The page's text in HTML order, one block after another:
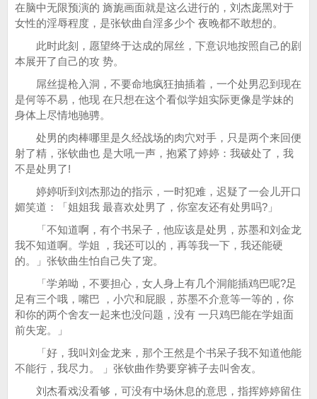
在脑中无限预演的 旖旎画面就是这么进行的，刘杰庞黑对于
女性的淫辱程度，是张钦曲自淫多少个 夜晚都不敢想的。
此时此刻，愿望终于达成的屌丝，下意识地按照自己的剧
本展开了自己的攻 势。
屌丝提枪入洞，不要命地疯狂抽插着，一个处男忍到现在
是何等不易，他现 在只想在这个看似学姐实际更像是学妹的
身体上尽情地驰骋。
处男的肉棒哪里是久经战场的肉穴对手，只是两个来回便
射了精，张钦曲也 是大吼一声，抱紧了婷婷：我破处了，我
不是处男了!
婷婷听到刘杰那边的指示，一时犯难，迟疑了一会儿开口
媚笑道：「姐姐我 最喜欢处男了，你室友还有处男吗?」
「不知道啊，有个书呆子，他应该是处男，苏墨和刘金龙
我不知道啊。学姐 ，我还可以的，再等我一下，我还能硬
的。」张钦曲生怕自己失了宠。
「学弟呦，不要担心，女人身上有几个洞能插鸡巴呢?足
足有三个哦，嘴巴 ，小穴和屁眼，苏墨不介意等一等的，你
和你的两个舍友一起来也没问题，没有 一只鸡巴能在学姐面
前失宠。」
「好，我叫刘金龙来，那个王然是个书呆子我不知道他能
不能行，我尽力。 」张钦曲作势要穿裤子去叫舍友。
刘杰看戏没看够，可没有中场休息的意思，指挥婷婷留住